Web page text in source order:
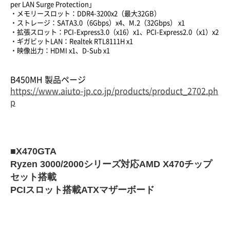
per LAN Surge Protection」
・メモリースロット：DDR4-3200x2（最大32GB）
・ストレージ：SATA3.0（6Gbps）x4、M.2（32Gbps） x1
・拡張スロット：PCI-Express3.0（x16）x1、PCI-Express2.0（x1）x2
・ギガビットLAN：Realtek RTL8111H x1
・映像出力：HDMI x1、D-Sub x1
B450MH 製品ページ
https://www.aiuto-jp.co.jp/products/product_2702.ph
p
■X470GTA
Ryzen 3000/2000シリーズ対応AMD X470チップ
セット搭載
PCIスロット搭載ATXマザーボード